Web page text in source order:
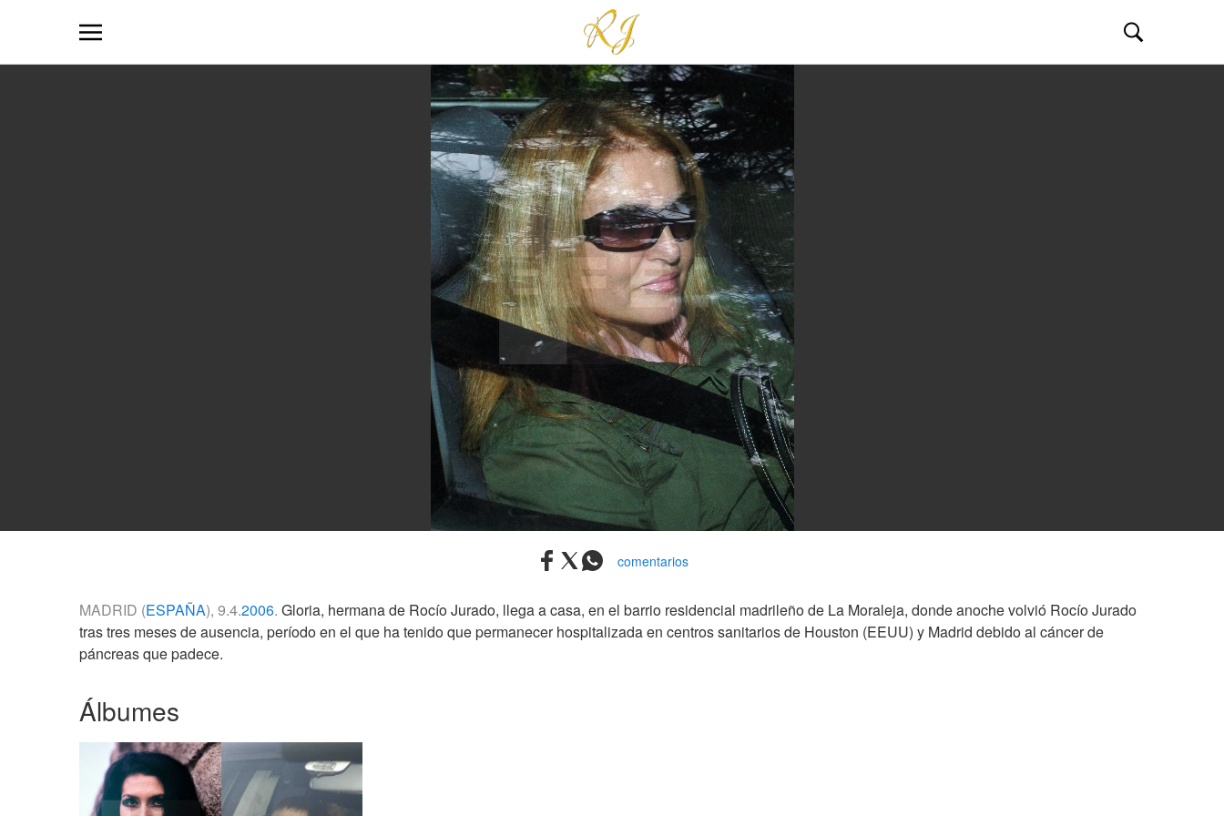
comentarios
MADRID (ESPAÑA), 9.4.2006. Gloria, hermana de Rocío Jurado, llega a casa, en el barrio residencial madrileño de La Moraleja, donde anoche volvió Rocío Jurado
tras tres meses de ausencia, período en el que ha tenido que permanecer hospitalizada en centros sanitarios de Houston (EEUU) y Madrid debido al cáncer de
páncreas que padece.
Álbumes